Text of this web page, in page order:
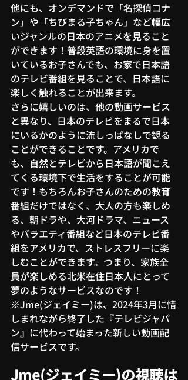
他にも、オンデマンドで「名探偵コナ
ン」や「ちびまる子ちゃん」など幅広
いジャンルの日本のアニメを見ること
ができます！普段英語の環境に身を置
いているお子さんでも、お家で日本語
のテレビ番組を見ることで、日本語に
楽しく触れることが出来ます。
さらに嬉しいのは、他の動画サービス
と異なり、日本のテレビをまるで日本
にいるかのように流しっぱなしで観る
ことができることです。アメリカで
も、自然とテレビから日本語が聞こえ
てくる環境下で生活をすることが可能
です！もちろんお子さんのための教育
番組だけではなく、大人の方も楽しめ
る、朝ドラや、大河ドラマ、ニュース
やバラエティ番組など日本のテレビ番
組をアメリカで、ストレスフリーに楽
しむことができます。つまり、家族全
員が楽しめる北米在住日本人にとって
夢のようなサービスなのです！
※Jme(ジェイミー)は、2024年3月に惜
しまれながら終了した『テレビジャパ
ン』に代わって始まった新しい動画配
信サービスです。
Jme(ジェイミー)の視聴は